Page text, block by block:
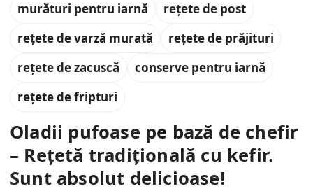
murături pentru iarnă
rețete de post
rețete de varză murată
rețete de prăjituri
rețete de zacuscă
conserve pentru iarnă
rețete de fripturi
Oladii pufoase pe bază de chefir
– Rețetă tradițională cu kefir.
Sunt absolut delicioase!